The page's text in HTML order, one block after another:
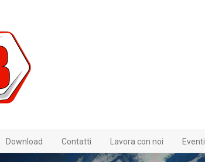
Download Contatti Lavora con noi Eventi